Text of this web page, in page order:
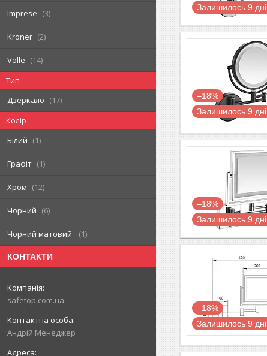
Imprese 3
Kroner 2
Volle
14
Тип
Дзеркало
17
Колір
Білий
1
Графіт 1
Хром 12
Чорний 6
Чорний матовий 1
КОНТАКТИ
safetop.com.ua
Андрій Менеджер
Залишилось 9
–18%
Залишилось 9
–18%
Залишилось 9
–18%
Залишилось 9